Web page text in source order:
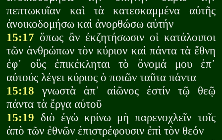
πεπτωκυῖαν καὶ τὰ κατεσκαμμένα αὐτῆς
ἀνοικοδομήσω καὶ ἀνορθώσω αὐτήν
15:17 ὅπως ἂν ἐκζητήσωσιν οἱ κατάλοιποι
τῶν ἀνθρώπων τὸν κύριον καὶ πάντα τὰ ἔθνη
ἐφ᾽ οὓς ἐπικέκληται τὸ ὄνομά μου ἐπ᾽
αὐτούς λέγει κύριος ὁ ποιῶν ταῦτα πάντα
15:18 γνωστὰ ἀπ᾽ αἰῶνος ἐστίν τῷ θεῷ
πάντα τὰ ἔργα αὑτοῦ
15:19 διὸ ἐγὼ κρίνω μὴ παρενοχλεῖν τοῖς
ἀπὸ τῶν ἐθνῶν ἐπιστρέφουσιν ἐπὶ τὸν θεόν